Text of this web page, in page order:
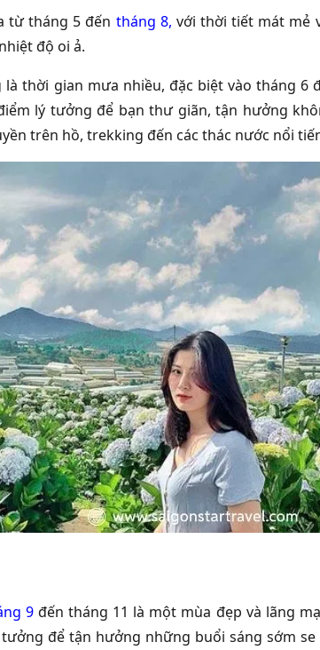
từ tháng 5 đến tháng 8, với thời tiết mát mẻ
độ oi ả.
là thời gian mưa nhiều, đặc biệt vào tháng
lý tưởng để bạn thư giãn, tận hưởng
trên hồ, trekking đến các thác nước nổi
9 đến tháng 11 là một mùa đẹp và lãng
để tận hưởng những buổi sáng sớm